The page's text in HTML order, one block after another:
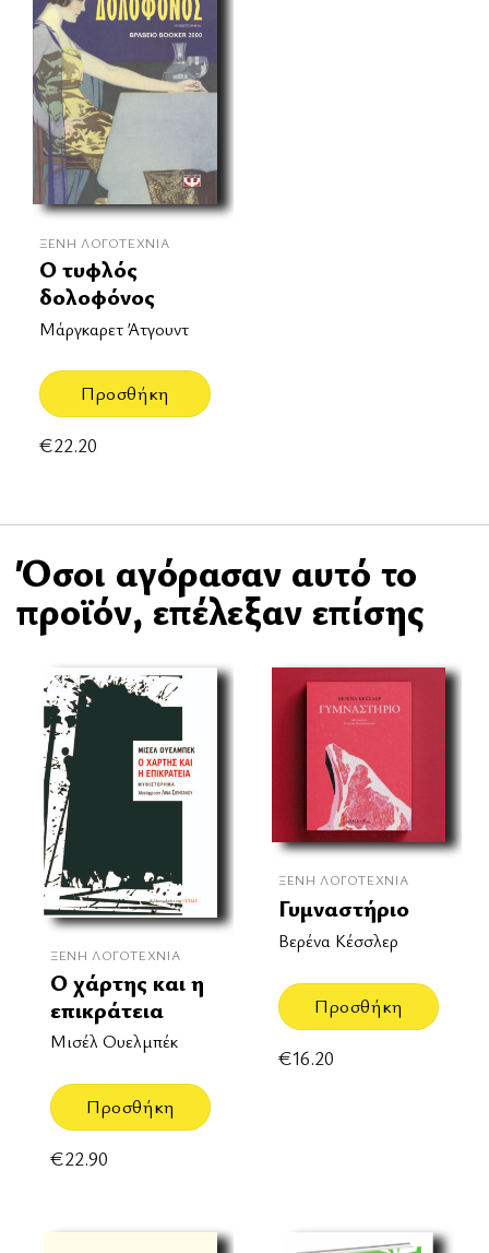
ΞΈΝΗ ΛΟΓΟΤΕΧΝΊΑ
Ο τυφλός
δολοφόνος
Μάργκαρετ Άτγουντ
Προσθήκη
€22.20
Όσοι αγόρασαν αυτό το
προϊόν, επέλεξαν επίσης
ΞΈΝΗ ΛΟΓΟΤΕΧΝΊΑ
Ο χάρτης και η
επικράτεια
Μισέλ Ουελμπέκ
Προσθήκη
€22.90
ΞΈΝΗ ΛΟΓΟΤΕΧΝΊΑ
Γυμναστήριο
Βερένα Κέσσλερ
Προσθήκη
€16.20